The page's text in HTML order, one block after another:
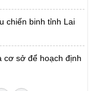
chiến binh tỉnh Lai
cơ sở để hoạch định